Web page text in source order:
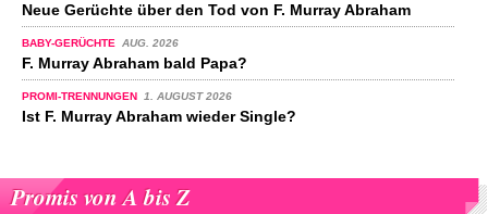
Neue Gerüchte über den Tod von F. Murray Abraham
BABY-GERÜCHTE AUG. 2026
F. Murray Abraham bald Papa?
PROMI-TRENNUNGEN 1. AUGUST 2026
Ist F. Murray Abraham wieder Single?
Promis von A bis Z